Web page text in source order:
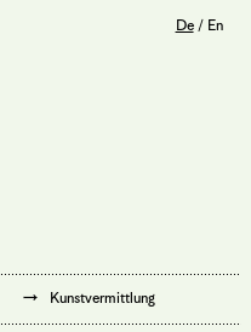
De/ En
Kunstvermittlung